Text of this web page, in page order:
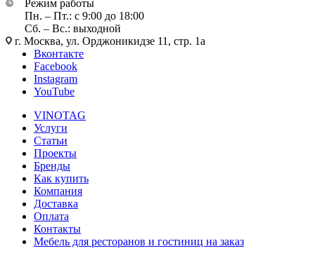
Режим работы
Пн. – Пт.: с 9:00 до 18:00
Сб. – Вс.: выходной
г. Москва, ул. Орджоникидзе 11, стр. 1а
Вконтакте
Facebook
Instagram
YouTube
VINOTAG
Услуги
Статьи
Проекты
Бренды
Как купить
Компания
Доставка
Оплата
Контакты
Мебель для ресторанов и гостиниц на заказ